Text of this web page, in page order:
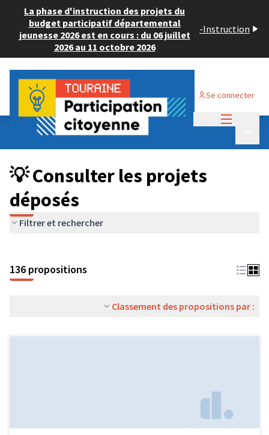
La phase d'instruction des projets du
budget participatif départemental
jeunesse 2026 est en cours : du 06 juillet
2026 au 11 octobre 2026
-Instruction
Se connecter
Budget Participatif JEUNESSE 2024
💡 Consulter les projets déposés
💡 Consulter les projets
déposés
Filtrer et rechercher
136 propositions
Classement des propositions par :